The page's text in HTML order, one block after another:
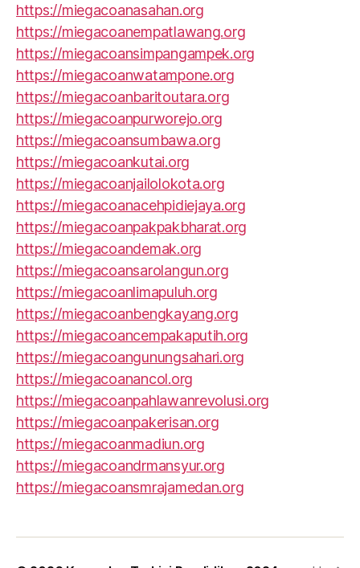
https://miegacoanasahan.org
https://miegacoanempatlawang.org
https://miegacoansimpangampek.org
https://miegacoanwatampone.org
https://miegacoanbaritoutara.org
https://miegacoanpurworejo.org
https://miegacoansumbawa.org
https://miegacoankutai.org
https://miegacoanjailolokota.org
https://miegacoanacehpidiejaya.org
https://miegacoanpakpakbharat.org
https://miegacoandemak.org
https://miegacoansarolangun.org
https://miegacoanlimapuluh.org
https://miegacoanbengkayang.org
https://miegacoancempakaputih.org
https://miegacoangunungsahari.org
https://miegacoanancol.org
https://miegacoanpahlawanrevolusi.org
https://miegacoanpakerisan.org
https://miegacoanmadiun.org
https://miegacoandrmansyur.org
https://miegacoansmrajamedan.org